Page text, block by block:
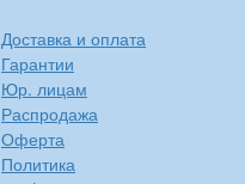
Доставка и оплата
Гарантии
Юр. лицам
Распродажа
Оферта
Политика